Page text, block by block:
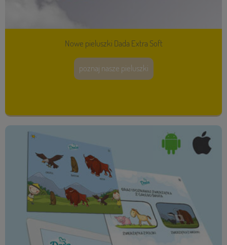
Nowe pieluszki Dada Extra Soft
poznaj nasze pieluszki